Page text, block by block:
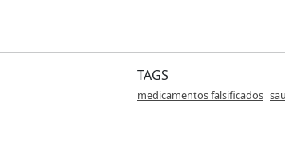
TAGS
medicamentos falsificados